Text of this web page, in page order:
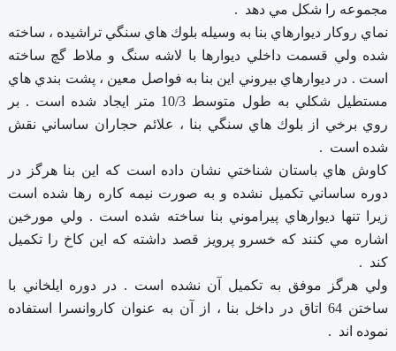
مجموعه را شكل مي دهد .
نماي روكار ديوارهاي بنا به وسيله بلوك هاي سنگي تراشيده ، ساخته
شده ولي قسمت داخلي ديوارها با لاشه سنگ و ملاط گچ ساخته
است . در ديوارهاي بيروني اين بنا به فواصل معين ، پشت بندي هاي
مستطيل شكلي به طول متوسط 10/3 متر ايجاد شده است . بر
روي برخي از بلوك هاي سنگي بنا ، علائم حجاران ساساني نقش
شده است .
كاوش هاي باستان شناختي نشان داده است كه اين بنا هرگز در
دوره ساساني تكميل نشده و به صورت نيمه كاره رها شده است
زيرا تنها ديوارهاي پيراموني بنا ساخته شده است . ولي مورخين
اشاره مي كنند كه خسرو پرويز قصد داشته كه اين كاخ را تكميل
كند .
ولي هرگز موفق به تكميل آن نشده است . در دوره ايلخاني با
ساختن 64 اتاق در داخل بنا ، از آن به عنوان كاروانسرا استفاده
نموده اند .